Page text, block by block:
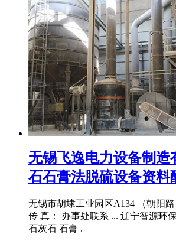
无锡飞逸电力设备制造
石石膏法脱硫设备资料
无锡市胡埭工业园区A134 （朝阳路
传 真： 办事处联系 ... 辽宁智源环
石灰石 石膏 .